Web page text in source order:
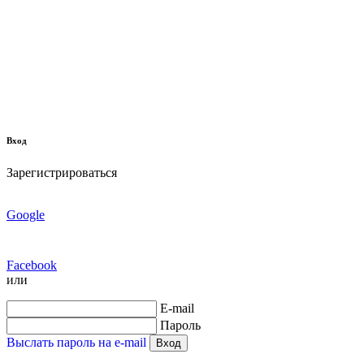
Вход
Зарегистрироваться
Google
Facebook
или
E-mail
Пароль
Выслать пароль на e-mail
Вход